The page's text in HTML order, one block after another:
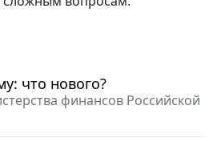
что нового?
финансов Российской